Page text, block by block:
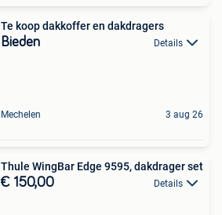
Te koop dakkoffer en dakdragers
Bieden Details
Mechelen 3 aug 26
Thule WingBar Edge 9595, dakdrager set
€ 150,00 Details